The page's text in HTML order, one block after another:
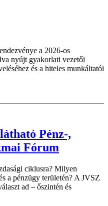
a 2026-os
nyújt gyakorlati vezetői
és a hiteles munkáltatói
Pénz-,
Fórum
ciklusra? Milyen
a pénzügy területén? A JVSZ
ad – őszintén és